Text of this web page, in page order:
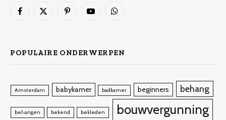
Facebook
X
PinterestYouTubeWhatsApp
POPULAIRE ONDERWERPEN
Amsterdam babykamer badkamer beginners behang
behangen bekend bekleden bouwvergunning